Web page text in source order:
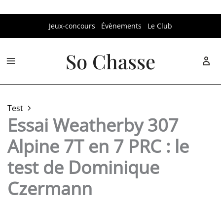
Jeux-concours Évènements Le Club
So Chasse
Test
Essai Weatherby 307
Alpine 7T en 7 PRC : le
test de Dominique
Czermann